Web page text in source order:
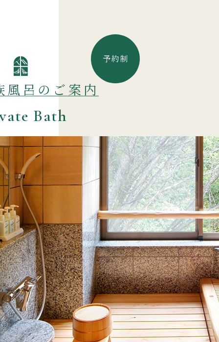
予約制
風呂のご案内
Bath